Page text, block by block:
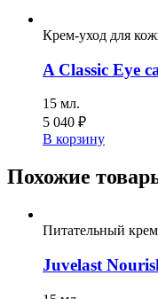
Крем-уход для
A Classic Eye
15 мл.
5 040 ₽
В корзину
Похожие
Питательный
Juvelast